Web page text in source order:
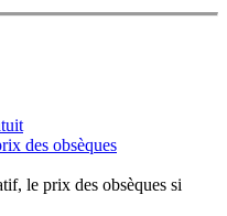
des obsèques
le prix des obsèques si